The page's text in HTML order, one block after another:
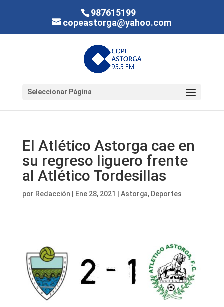
987615199
copeastorga@yahoo.com
Seleccionar Página
El Atlético Astorga cae en
su regreso liguero frente
al Atlético Tordesillas
por Redacción Ene 28, 2021 Astorga, Deportes